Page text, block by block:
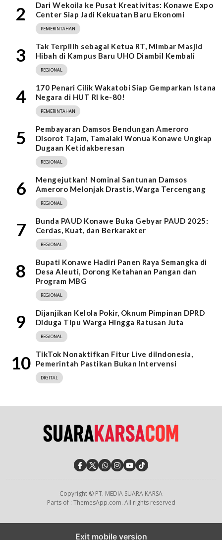
2
Dari Wekoila ke Pusat Kreativitas: Konawe Expo
Center Siap Jadi Kekuatan Baru Ekonomi
PEMERINTAHAN
3
Tak Terpilih sebagai Ketua RT, Mimbar Masjid
Hibah di Kampus Baru UHO Diambil Kembali
REGIONAL
4
170 Penari Cilik Wakatobi Siap Gemparkan Istana
Negara di HUT RI ke-80!
PEMERINTAHAN
5
Pembayaran Damsos Bendungan Ameroro
Disorot Tajam, Tamalaki Wonua Konawe Ungkap
Dugaan Ketidakberesan
REGIONAL
6
Mengejutkan! Nominal Santunan Damsos
Ameroro Melonjak Drastis, Warga Tercengang
REGIONAL
7
Bunda PAUD Konawe Buka Gebyar PAUD 2025:
Cerdas, Kuat, dan Berkarakter
REGIONAL
8
Bupati Konawe Hadiri Panen Raya Semangka di
Desa Aleuti, Dorong Ketahanan Pangan dan
Program MBG
REGIONAL
9
Dijanjikan Kelola Pokir, Oknum Pimpinan DPRD
Diduga Tipu Warga Hingga Ratusan Juta
REGIONAL
10
TikTok Nonaktifkan Fitur Live diIndonesia,
Pemerintah Pastikan Bukan Intervensi
DIGITAL
Copyright © PT. MEDIA SUARA KARSA
Parts of : ThemesApp.com. All rights reserved
Exit mobile version